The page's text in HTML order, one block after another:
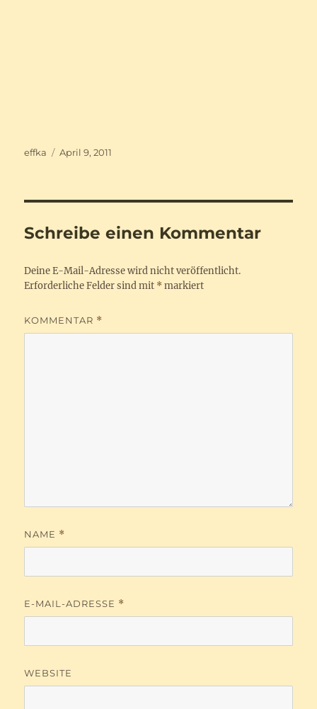
Autor
effka
Veröffentlicht
April 9, 2011
Schreibe einen Kommentar
Deine E-Mail-Adresse wird nicht veröffentlicht.
Erforderliche Felder sind mit * markiert
KOMMENTAR *
NAME *
E-MAIL-ADRESSE *
WEBSITE